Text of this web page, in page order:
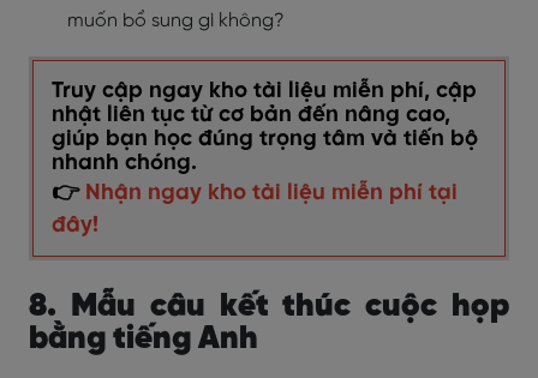
muốn bổ sung gì không?
Truy cập ngay kho tài liệu miễn phí, cập
nhật liên tục từ cơ bản đến nâng cao,
giúp bạn học đúng trọng tâm và tiến bộ
nhanh chóng.
👉 Nhận ngay kho tài liệu miễn phí tại
đây!
8. Mẫu câu kết thúc cuộc họp
bằng tiếng Anh